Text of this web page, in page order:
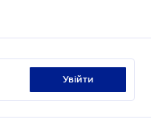
увійти